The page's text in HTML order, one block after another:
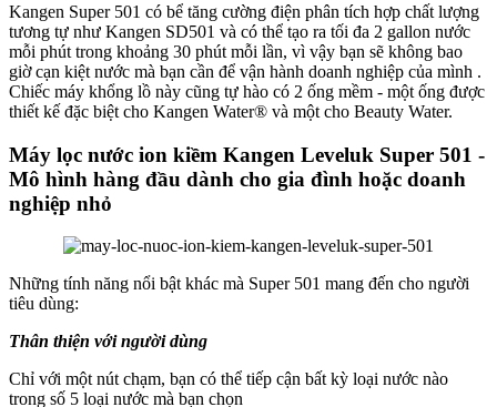
Kangen Super 501 có bể tăng cường điện phân tích hợp chất lượng
tương tự như Kangen SD501 và có thể tạo ra tối đa 2 gallon nước
mỗi phút trong khoảng 30 phút mỗi lần, vì vậy bạn sẽ không bao
giờ cạn kiệt nước mà bạn cần để vận hành doanh nghiệp của mình .
Chiếc máy khổng lồ này cũng tự hào có 2 ống mềm - một ống được
thiết kế đặc biệt cho Kangen Water® và một cho Beauty Water.
Máy lọc nước ion kiềm Kangen Leveluk Super 501 -
Mô hình hàng đầu dành cho gia đình hoặc doanh
nghiệp nhỏ
Những tính năng nổi bật khác mà Super 501 mang đến cho người
tiêu dùng:
Thân thiện với người dùng
Chỉ với một nút chạm, bạn có thể tiếp cận bất kỳ loại nước nào
trong số 5 loại nước mà bạn chọn